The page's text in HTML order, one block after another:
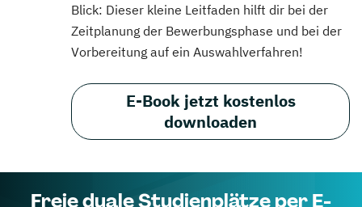
Blick: Dieser kleine Leitfaden hilft dir bei der
Zeitplanung der Bewerbungsphase und bei der
Vorbereitung auf ein Auswahlverfahren!
E-Book jetzt kostenlos
downloaden
Freie duale Studienplätze per E-